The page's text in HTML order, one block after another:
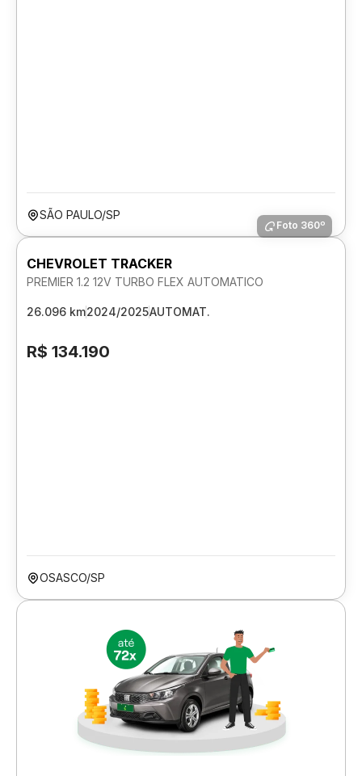
SÃO PAULO/SP
Foto 360º
CHEVROLET TRACKER
PREMIER 1.2 12V TURBO FLEX AUTOMATICO
26.096 km2024/2025AUTOMAT.
R$ 134.190
OSASCO/SP